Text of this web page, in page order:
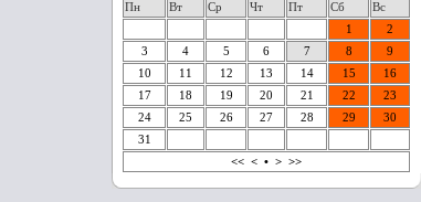
Пн
Вт Ср Чт Пт Сб
Вс
1
2
3
4 5 6 7 8
9
10
11 12 13 14 15
16
17
18 19 20 21 22
23
24
25 26 27 28 29
30
31
<< < • > >>